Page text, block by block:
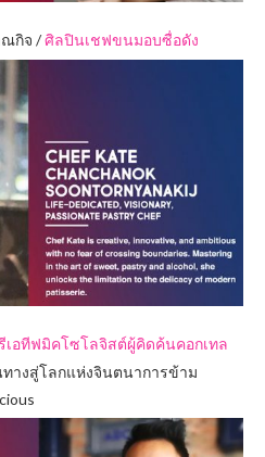
กิจ /ศิลปินเชฟขนมอบซื่อดัง
เอทีฟมิคโซโลจิสต์ผู้คิดค้นคอกเทล
ทางสู่โลกแห่งจินตนาการข้าม